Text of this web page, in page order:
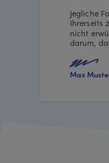
Jegliche
Ihrerseits
nicht
darum,
Max